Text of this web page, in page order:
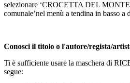
selezionare ‘CROCETTA DEL
comunale’nel menù a tendina in basso a
Conosci il titolo o l'autore/regista/
Ti è sufficiente usare la maschera di
segue: